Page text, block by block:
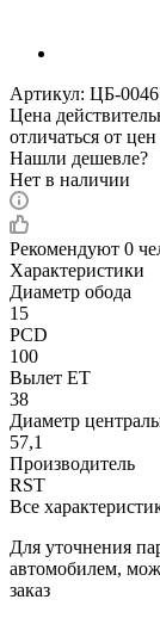
Артикул: ЦБ-
Цена
отличаться от
Нашли дешевле?
Нет в наличии
Рекомендуют 0
Характеристики
Диаметр обода
15
PCD
100
Вылет ET
38
Диаметр
57,1
Производитель
RST
Все
Для уточнения
автомобилем,
заказ